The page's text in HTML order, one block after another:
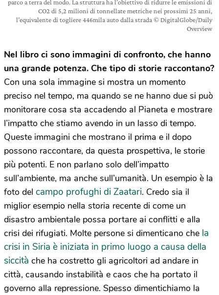
parco a terra del modo. La struttura ha l’obiettivo di ridurre le emissioni di
CO2 di 5,2 milioni di tonnellate metriche nei prossimi 25 anni,
l’equivalente di togliere 446mila auto dalla strada © DigitalGlobe/Daily
Overview
Nel libro ci sono immagini di confronto, che hanno
una grande potenza. Che tipo di storie raccontano?
Con una sola immagine si mostra un momento
preciso nel tempo, ma quando se ne hanno due si può
monitorare cosa sta accadendo al Pianeta e mostrare
l’impatto che stiamo avendo in un lasso di tempo.
Queste immagini che mostrano il prima e il dopo
possono raccontare, da questa prospettiva, le storie
più potenti. E non parlano solo dell’impatto
sull’ambiente, ma anche sull’umanità. Un esempio è la
foto del campo profughi di Zaatari. Credo sia il
miglior esempio nella storia recente di come un
disastro ambientale possa portare ai conflitti e alla
crisi dei rifugiati. Molte persone si dimenticano che la
crisi in Siria è iniziata in primo luogo a causa della
siccità che ha costretto gli agricoltori ad andare in
città, causando instabilità e caos che ha portato il
governo alla repressione. Spesso dimentichiamo la